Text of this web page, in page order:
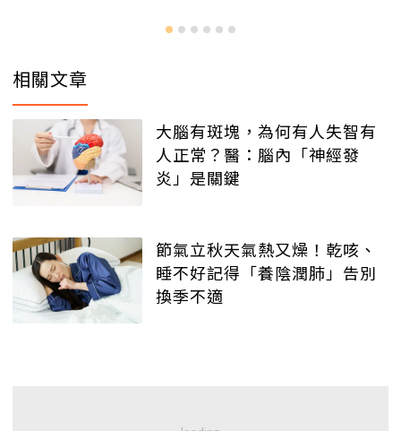
相關文章
大腦有斑塊，為何有人失智有
人正常？醫：腦內「神經發
炎」是關鍵
節氣立秋天氣熱又燥！乾咳、
睡不好記得「養陰潤肺」告別
換季不適